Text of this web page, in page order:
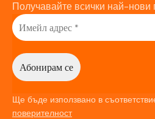
Получавайте всички най-нови
Ще бъде използвано в
поверителност